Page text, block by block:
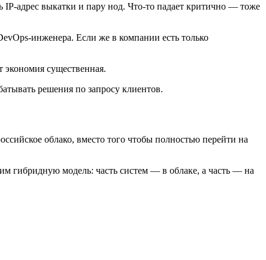
адрес выкатки и пару нод. Что-то падает критично — тоже
инженера. Если же в компании есть только
существенная.
решения по запросу клиентов.
облако, вместо того чтобы полностью перейти на
гибридную модель: часть систем — в облаке, а часть — на